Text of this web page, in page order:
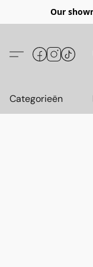
Our
Categorieën